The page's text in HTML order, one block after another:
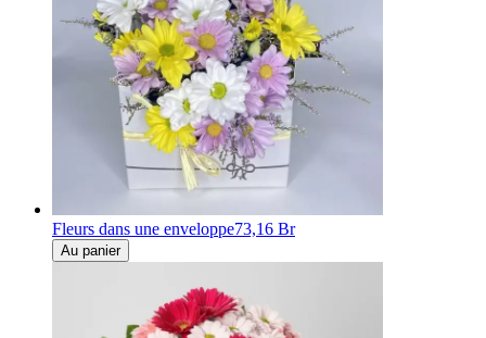
Fleurs dans une enveloppe73,16 Br
Au panier